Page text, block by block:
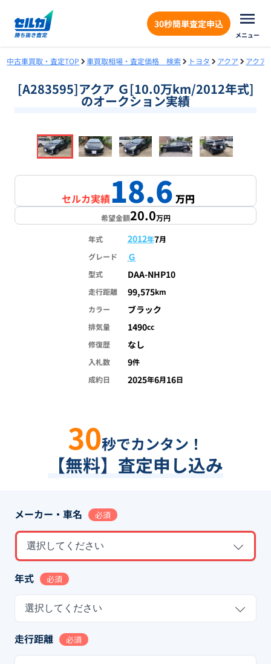
30秒簡単査定申込
メニュー
中古車買取・査定TOP 車買取相場・査定価格 検索 トヨタ アクア アクア
[A283595]アクア Ｇ[10.0万km/2012年式]
のオークション実績
1/18
セルカ実績18.6万円
希望金額20.0万円
年式 2012年7月
グレード
Ｇ
型式 DAA-NHP10
走行距離 99,575km
カラー
ブラック
排気量 1490cc
修復歴
なし
入札数 9件
成約日
2025年6月16日
30秒でカンタン！
【無料】査定申し込み
メーカー・車名 必須
選択してください
年式 必須
選択してください
走行距離 必須